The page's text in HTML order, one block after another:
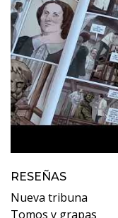
RESEÑAS
Nueva tribuna
Tomos y grapas